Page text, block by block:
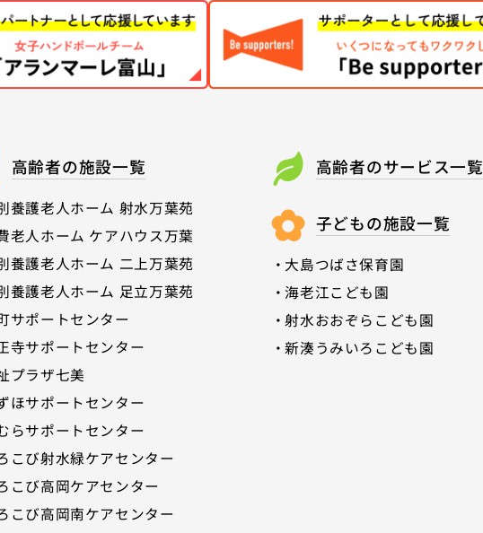
高齢者の施設一覧
養護老人ホーム 射水万葉苑
老人ホーム ケアハウス万葉
養護老人ホーム 二上万葉苑
養護老人ホーム 足立万葉苑
サポートセンター
寺サポートセンター
プラザ七美
ほサポートセンター
らサポートセンター
こび射水緑ケアセンター
こび高岡ケアセンター
こび高岡南ケアセンター
高齢者のサービス一覧
子どもの施設一覧
大島つばさ保育園
海老江こども園
射水おおぞらこども園
新湊うみいろこども園